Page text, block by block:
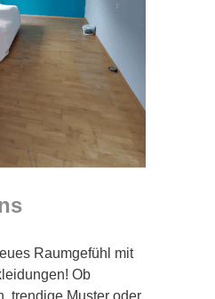
Raumgefühl mit
Ob
trendige Muster oder